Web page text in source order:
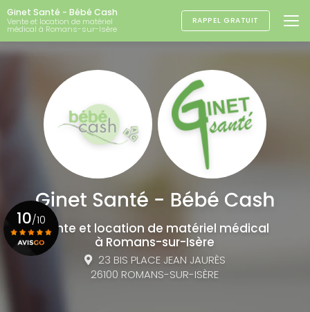
Aller
au
contenu
principal
Ginet Santé - Bébé Cash
Vente et location de matériel
médical à Romans-sur-Isère
RAPPEL GRATUIT
Vente et location de matériel médical
à Romans-sur-Isère
23 BIS PLACE JEAN JAURÈS
26100 ROMANS-SUR-ISÈRE
10/10